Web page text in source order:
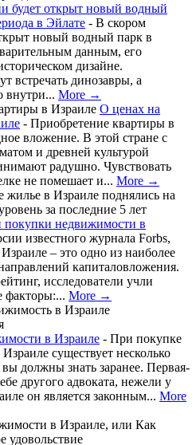
будет открыт новый водный
в Эйлате - В скором
новый водный парк в
данным, его
дизайне.
встречать динозавры, а
внутри... More →
О ценах на
- Приобретение квартиры в
вложение. В этой стране с
и древней культурой
радушно. Чувствовать
не помешает и... More →
покупки недвижимости в
известного журнала Forbs,
– это одно из наиболее
капиталовложения.
исследователи учли
факторы:... More →
в Израиле - При покупке
существует несколько
должны знать заранее. Первая-
другого адвоката, нежели у
он является законным... More